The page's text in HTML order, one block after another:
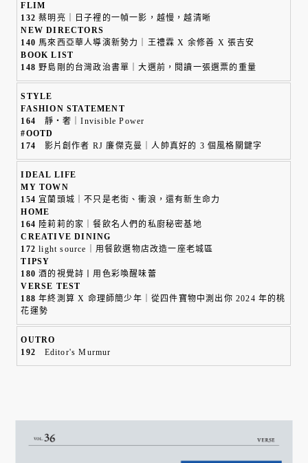
FLIM
132蔡明亮｜日子裡的一幀一影，越慢，越清晰
NEW DIRECTORS
140 馬來西亞華人導演新勢力｜王禮霖 X 余修善 X 張吉安
BOOK LIST
148野島剛的台灣政治書單｜大選前，閱讀一張選票的重量
STYLE
FASHION STATEMENT
164 靜・奢｜Invisible Power
#OOTD
174 影片創作者 RJ 廉傑克曼｜人帥真好的 3 個風格關鍵字
IDEAL LIFE
MY TOWN
154 宜蘭頭城｜不只是老街、衝浪，還有新生命力
HOME
164 陸莉莉的家｜餐飲名人們的私廚秘密基地
CREATIVE DINING
172light source｜用餐飲選物店改造一座老城區
TIPSY
180酒的視覺詩丨用色彩喚醒味蕾
VERSE TEST
188年終測算 X 命理師簡少年｜從四件寶物中測出你 2024 年的桃
花運勢
OUTRO
192 Editor's Murmur